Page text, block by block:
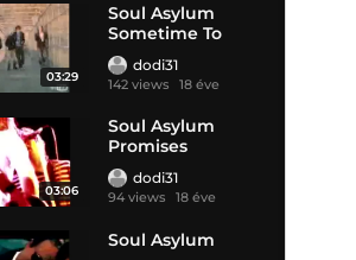
03:29
Soul Asylum
Sometime To
Return
dodi31
142 views 18 éve
03:06
Soul Asylum
Promises
Broken
dodi31
94 views 18 éve
Soul Asylum